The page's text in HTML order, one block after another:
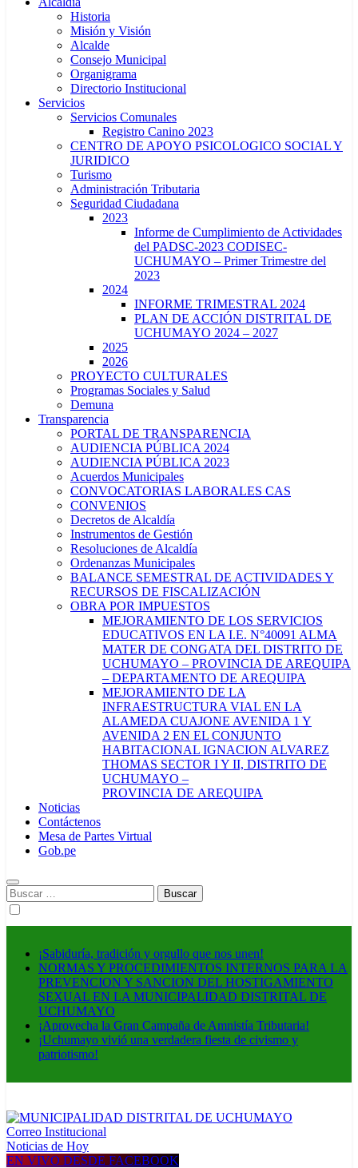
Historia
Misión y Visión
Alcalde
Consejo Municipal
Organigrama
Directorio Institucional
Servicios
Servicios Comunales
Registro Canino 2023
CENTRO DE APOYO PSICOLOGICO SOCIAL Y
JURIDICO
Turismo
Administración Tributaria
Seguridad Ciudadana
2023
Informe de Cumplimiento de Actividades
del PADSC-2023 CODISEC-
UCHUMAYO – Primer Trimestre del
2023
2024
INFORME TRIMESTRAL 2024
PLAN DE ACCIÓN DISTRITAL DE
UCHUMAYO 2024 – 2027
2025
2026
PROYECTO CULTURALES
Programas Sociales y Salud
Demuna
Transparencia
PORTAL DE TRANSPARENCIA
AUDIENCIA PÚBLICA 2024
AUDIENCIA PÚBLICA 2023
Acuerdos Municipales
CONVOCATORIAS LABORALES CAS
CONVENIOS
Decretos de Alcaldía
Instrumentos de Gestión
Resoluciones de Alcaldía
Ordenanzas Municipales
BALANCE SEMESTRAL DE ACTIVIDADES Y
RECURSOS DE FISCALIZACIÓN
OBRA POR IMPUESTOS
MEJORAMIENTO DE LOS SERVICIOS
EDUCATIVOS EN LA I.E. N°40091 ALMA
MATER DE CONGATA DEL DISTRITO DE
UCHUMAYO – PROVINCIA DE AREQUIPA
– DEPARTAMENTO DE AREQUIPA
MEJORAMIENTO DE LA
INFRAESTRUCTURA VIAL EN LA
ALAMEDA CUAJONE AVENIDA 1 Y
AVENIDA 2 EN EL CONJUNTO
HABITACIONAL IGNACION ALVAREZ
THOMAS SECTOR I Y II, DISTRITO DE
UCHUMAYO –
PROVINCIA DE AREQUIPA
Noticias
Contáctenos
Mesa de Partes Virtual
Gob.pe
Buscar:
¡Sabiduría, tradición y orgullo que nos unen!
NORMAS Y PROCEDIMIENTOS INTERNOS PARA LA
PREVENCION Y SANCION DEL HOSTIGAMIENTO
SEXUAL EN LA MUNICIPALIDAD DISTRITAL DE
UCHUMAYO
¡Aprovecha la Gran Campaña de Amnistía Tributaria!
¡Uchumayo vivió una verdadera fiesta de civismo y
patriotismo!
MUNICIPALIDAD DISTRITAL DE UCHUMAYO
Construyendo una nueva Historia
Correo Institucional
Noticias de Hoy
EN VIVO DESDE FACEBOOK